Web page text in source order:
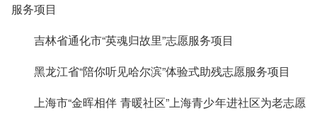
服务项目
吉林省通化市“英魂归故里”志愿服务项目
黑龙江省“陪你听见哈尔滨”体验式助残志愿服务项目
上海市“金晖相伴 青暖社区”上海青少年进社区为老志愿